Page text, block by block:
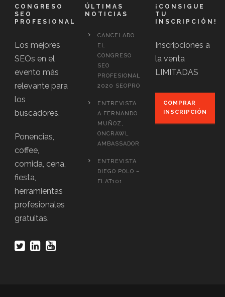
CONGRESO
SEO
PROFESIONAL
Los mejores
SEOs en el
evento más
relevante para
los
buscadores.
Ponencias,
coffee,
comida, cena,
fiesta,
herramientas
profesionales
gratuitas.
ÚLTIMAS
NOTICIAS
CANCELADO
EL
CONGRESO
SEO
PROFESIONAL
2020 SEOPRO
ENTREVISTA
A FERNANDO
MUÑOZ,
ONCRAWL
AMBASSADOR
ENTREVISTA
DIEGO POLO –
FLAT101
¡CONSIGUE
TU
INSCRIPCIÓN!
Inscripciones a
la venta
LIMITADAS
COMPRAR
INSCRIPCIÓN